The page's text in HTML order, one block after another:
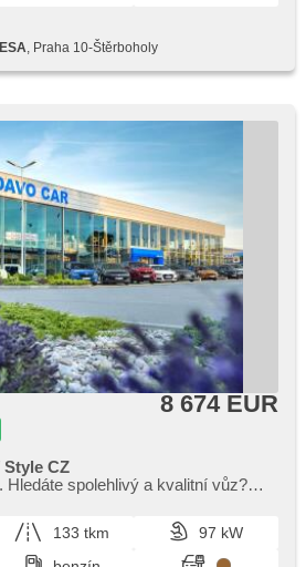
, Praha 10-Štěrboholy
8 674 EUR
Style CZ
Hledáte spolehlivý a kvalitní vůz?
133 tkm
97 kW